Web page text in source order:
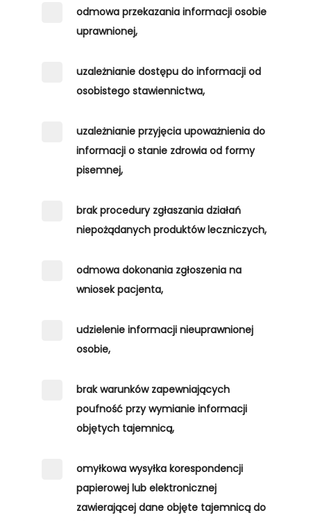
odmowa przekazania informacji osobie
uprawnionej,
uzależnianie dostępu do informacji od
osobistego stawiennictwa,
uzależnianie przyjęcia upoważnienia do
informacji o stanie zdrowia od formy
pisemnej,
brak procedury zgłaszania działań
niepożądanych produktów leczniczych,
odmowa dokonania zgłoszenia na
wniosek pacjenta,
udzielenie informacji nieuprawnionej
osobie,
brak warunków zapewniających
poufność przy wymianie informacji
objętych tajemnicą,
omyłkowa wysyłka korespondencji
papierowej lub elektronicznej
zawierającej dane objęte tajemnicą do